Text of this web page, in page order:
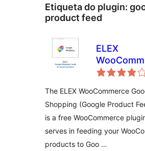
Etiqueta do plugin:
product feed
ELEX
Google
Feed)
The ELEX WooCommerce
Shopping (Google Product
is a free WooCommerce
serves in feeding your
products to Goo …